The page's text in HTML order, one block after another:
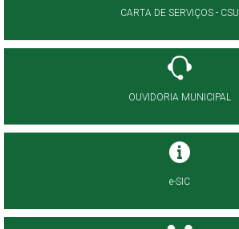
CARTA DE SERVIÇOS - CSU
OUVIDORIA MUNICIPAL
e-SIC